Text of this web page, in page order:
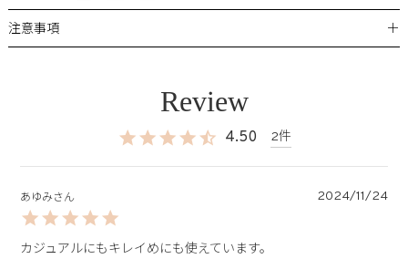
注意事項 ＋
4.50 2
あゆみ 2024/11/24
カジュアルにもキレイめにも使えています。